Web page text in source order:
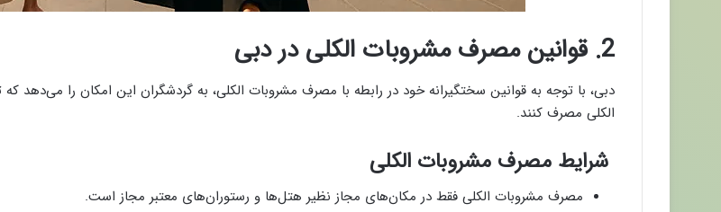
2. قوانین مصرف مشروبات الکلی در دبی
دبی، با توجه به قوانین سختگیرانه خود در رابطه با مصرف مشروبات الکلی، به گردشگران این امکان را می‌دهد
الکلی مصرف کنند.
شرایط مصرف مشروبات الکلی
مصرف مشروبات الکلی فقط در مکان‌های مجاز نظیر هتل‌ها و رستوران‌های معتبر مجاز است.